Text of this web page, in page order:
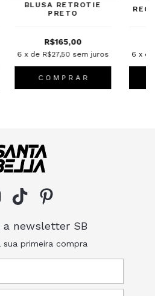
BLUSA RETROTIE
PRETO
R$165,00
6 x de R$27,50 sem juros
C O M P R A R
6 x
newsletter SB
sua primeira compra